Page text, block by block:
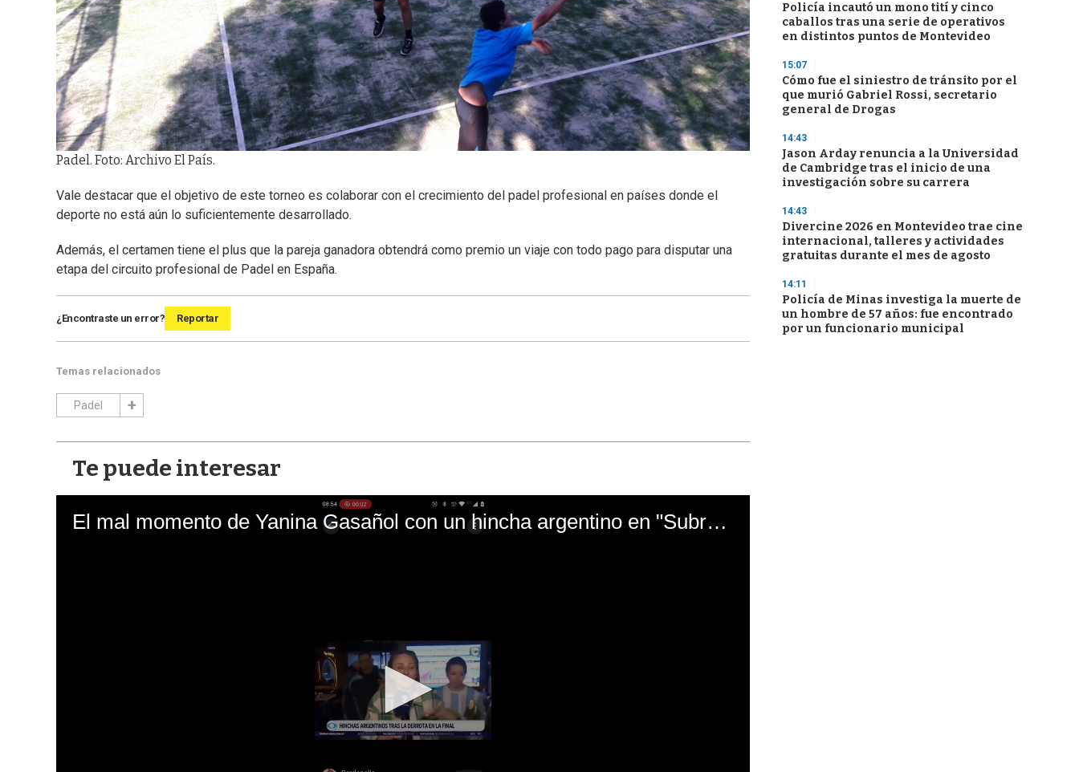
Padel. Foto: Archivo El País.
Vale destacar que el objetivo de este torneo es colaborar con el crecimiento del padel profesional en países donde el
deporte no está aún lo suficientemente desarrollado.
Además, el certamen tiene el plus que la pareja ganadora obtendrá como premio un viaje con todo pago para disputar una
etapa del circuito profesional de Padel en España.
¿Encontraste un error? Reportar
Temas relacionados
Padel
Te puede interesar
El mal momento de Yanina Gasañol con un hincha argentino en "Subrayado"
Policía incautó un mono tití y cinco
caballos tras una serie de operativos
en distintos puntos de Montevideo
15:07
Cómo fue el siniestro de tránsito por el
que murió Gabriel Rossi, secretario
general de Drogas
14:43
Jason Arday renuncia a la Universidad
de Cambridge tras el inicio de una
investigación sobre su carrera
14:43
Divercine 2026 en Montevideo trae cine
internacional, talleres y actividades
gratuitas durante el mes de agosto
14:11
Policía de Minas investiga la muerte de
un hombre de 57 años: fue encontrado
por un funcionario municipal